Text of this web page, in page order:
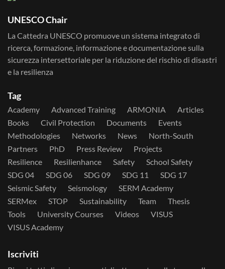
UNESCO Chair
La Cattedra UNESCO promuove un sistema integrato di
ricerca, formazione, informazione e documentazione sulla
sicurezza intersettoriale per la riduzione del rischio di disastri
e la resilienza
Tag
Academy Advanced Training ARMONIA
Articles
Books
Civil Protection Documents
Events
Methodologies
Networks News
North-South
Partners
PhD Press Review
Projects
Resilience
Resilienhance Safety
School Safety
SDG 04
SDG 06 SDG 09 SDG 11
SDG 17
Seismic Safety
Seismology
SERM Academy
SERMex
STOP Sustainability Team
Thesis
Tools
University Courses Videos
VISUS
VISUS Academy
Iscriviti